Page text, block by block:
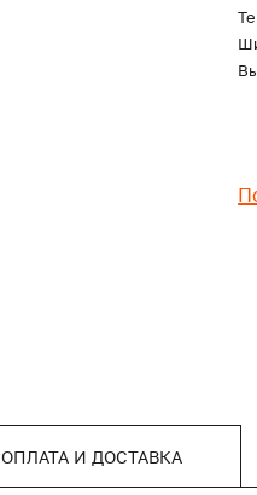
ОПЛАТА И ДОСТАВКА